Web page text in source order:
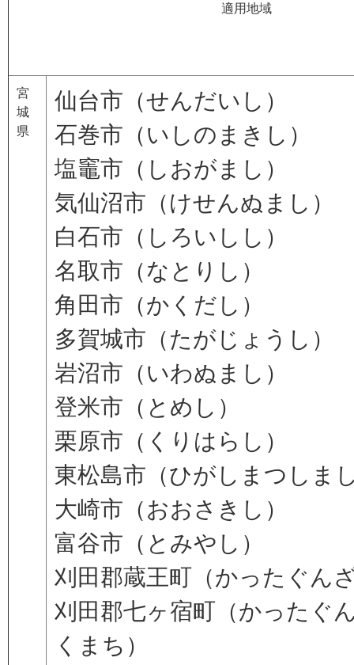
適用地域
宮
城
県
仙台市（せんだいし）
石巻市（いしのまきし）
塩竈市（しおがまし）
気仙沼市（けせんぬまし）
白石市（しろいしし）
名取市（なとりし）
角田市（かくだし）
多賀城市（たがじょうし）
岩沼市（いわぬまし）
登米市（とめし）
栗原市（くりはらし）
東松島市（ひがしまつしま
大崎市（おおさきし）
富谷市（とみやし）
刈田郡蔵王町（かったぐん
刈田郡七ヶ宿町（かったぐ
くまち）